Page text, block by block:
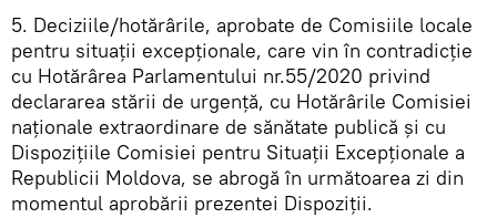
5. Deciziile/hotărârile, aprobate de Comisiile locale
pentru situații excepționale, care vin în contradicție
cu Hotărârea Parlamentului nr.55/2020 privind
declararea stării de urgență, cu Hotărârile Comisiei
naționale extraordinare de sănătate publică și cu
Dispozițiile Comisiei pentru Situații Excepționale a
Republicii Moldova, se abrogă în următoarea zi din
momentul aprobării prezentei Dispoziții.